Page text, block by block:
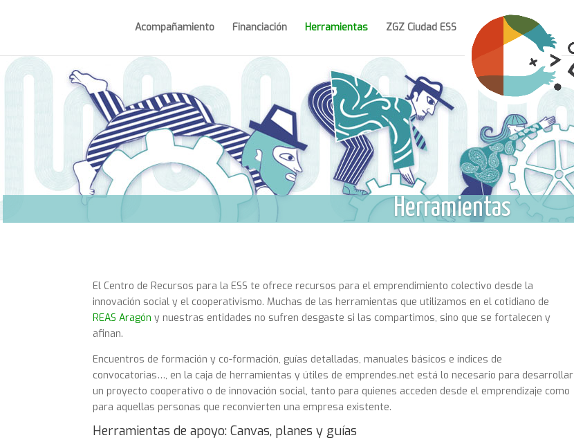
Acompañamiento Financiación Herramientas ZGZ Ciudad ESS
Herramientas
El Centro de Recursos para la ESS te ofrece recursos para el emprendimiento colectivo desde la
innovación social y el cooperativismo. Muchas de las herramientas que utilizamos en el cotidiano de
REAS Aragón y nuestras entidades no sufren desgaste si las compartimos, sino que se fortalecen y
afinan.
Encuentros de formación y co-formación, guías detalladas, manuales básicos e índices de
convocatorias…, en la caja de herramientas y útiles de emprendes.net está lo necesario para desarrollar
un proyecto cooperativo o de innovación social, tanto para quienes acceden desde el emprendizaje como
para aquellas personas que reconvierten una empresa existente.
Herramientas de apoyo: Canvas, planes y guías